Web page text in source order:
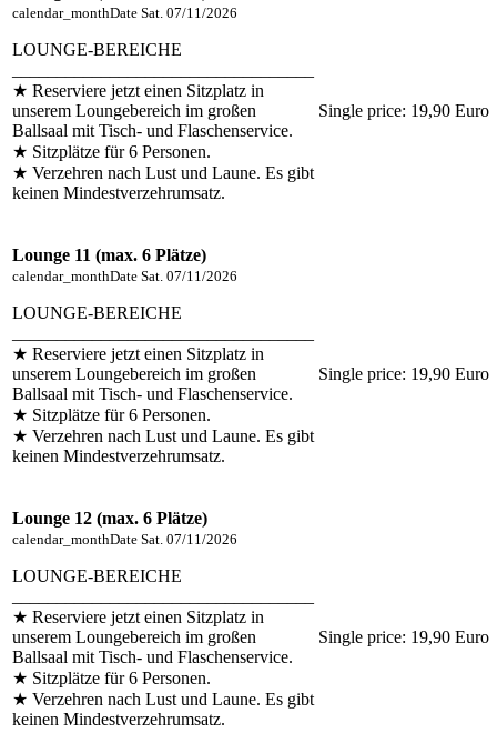
calendar_monthDate Sat. 07/11/2026
LOUNGE-BEREICHE
★ Reserviere jetzt einen Sitzplatz in
unserem Loungebereich im großen
Ballsaal mit Tisch- und Flaschenservice.
★ Sitzplätze für 6 Personen.
★ Verzehren nach Lust und Laune. Es gibt
keinen Mindestverzehrumsatz.
Single price: 19,90 Euro
Lounge 11 (max. 6 Plätze)
calendar_monthDate Sat. 07/11/2026
LOUNGE-BEREICHE
★ Reserviere jetzt einen Sitzplatz in
unserem Loungebereich im großen
Ballsaal mit Tisch- und Flaschenservice.
★ Sitzplätze für 6 Personen.
★ Verzehren nach Lust und Laune. Es gibt
keinen Mindestverzehrumsatz.
Single price: 19,90 Euro
Lounge 12 (max. 6 Plätze)
calendar_monthDate Sat. 07/11/2026
LOUNGE-BEREICHE
★ Reserviere jetzt einen Sitzplatz in
unserem Loungebereich im großen
Ballsaal mit Tisch- und Flaschenservice.
★ Sitzplätze für 6 Personen.
★ Verzehren nach Lust und Laune. Es gibt
keinen Mindestverzehrumsatz.
Single price: 19,90 Euro